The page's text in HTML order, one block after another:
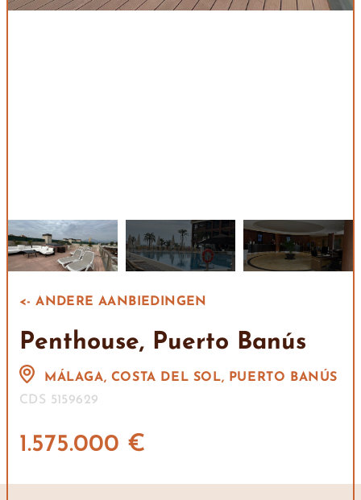
<- ANDERE AANBIEDINGEN
Penthouse, Puerto Banús
MÁLAGA, COSTA DEL SOL, PUERTO BANÚS
CDS 5159629
1.575.000 €